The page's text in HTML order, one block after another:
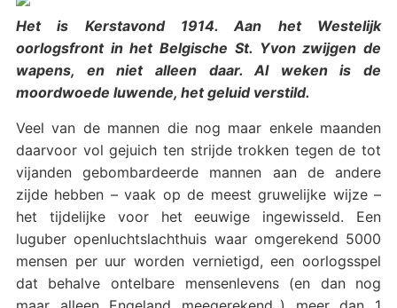
Het is Kerstavond 1914. Aan het Westelijk
oorlogsfront in het Belgische St. Yvon zwijgen de
wapens, en niet alleen daar. Al weken is de
moordwoede luwende, het geluid verstild.
Veel van de mannen die nog maar enkele maanden
daarvoor vol gejuich ten strijde trokken tegen de tot
vijanden gebombardeerde mannen aan de andere
zijde hebben – vaak op de meest gruwelijke wijze –
het tijdelijke voor het eeuwige ingewisseld. Een
luguber openluchtslachthuis waar omgerekend 5000
mensen per uur worden vernietigd, een oorlogsspel
dat behalve ontelbare mensenlevens (en dan nog